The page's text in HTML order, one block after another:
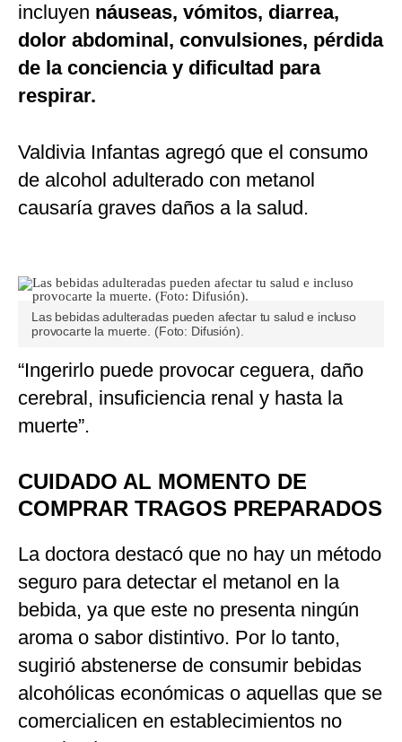
incluyen náuseas, vómitos, diarrea,
dolor abdominal, convulsiones, pérdida
de la conciencia y dificultad para
respirar.
Valdivia Infantas agregó que el consumo
de alcohol adulterado con metanol
causaría graves daños a la salud.
Las bebidas adulteradas pueden afectar tu salud e incluso
provocarte la muerte. (Foto: Difusión).
“Ingerirlo puede provocar ceguera, daño
cerebral, insuficiencia renal y hasta la
muerte”.
CUIDADO AL MOMENTO DE
COMPRAR TRAGOS PREPARADOS
La doctora destacó que no hay un método
seguro para detectar el metanol en la
bebida, ya que este no presenta ningún
aroma o sabor distintivo. Por lo tanto,
sugirió abstenerse de consumir bebidas
alcohólicas económicas o aquellas que se
comercialicen en establecimientos no